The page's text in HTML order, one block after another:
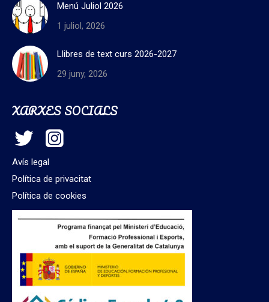
Menú Juliol 2026
1 juliol, 2026
Llibres de text curs 2026-2027
29 juny, 2026
XARXES SOCIALS
Avís legal
Política de privacitat
Política de cookies